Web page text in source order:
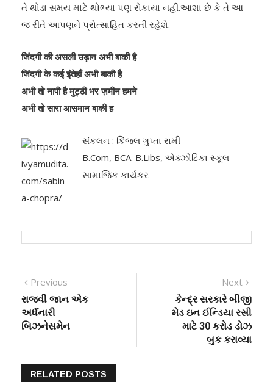
તે થોડા સમય માટે થોભ્યા પણ રોકાયા નહીં.આશા છે કે તે આ
જ રીતે આપણને પ્રોત્સાહિત કરતી રહેશે.
जिंदगी की असली उड़ान अभी बाकी है
जिंदगी के कई इंतेहाँ अभी बाकी है
अभी तो नापी है मुट्ठी भर ज़मीन हमने
अभी तो सारा आसमान बाकी ह
સંકલન : કિંજલ ગુપ્તા રામી
B.Com, BCA. B.Libs, એક્ઝોટિકા સ્કૂલ
સામાજિક કાર્યકર
Previous
રાજવી જાન એક
અર્ધનારી
બિઝનેસમેન
Next
કેન્દ્ર સરકારે બીજી
મેડ ઇન ઈન્ડિયા રસી
માટે 30 કરોડ ડોઝ
બુક કરાવ્યા
RELATED POSTS